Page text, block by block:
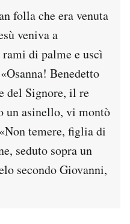
folla che era venuta
veniva a
di palme e uscì
Benedetto
del Signore, il re
un asinello, vi montò
temere, figlia di
seduto sopra un
secondo Giovanni,